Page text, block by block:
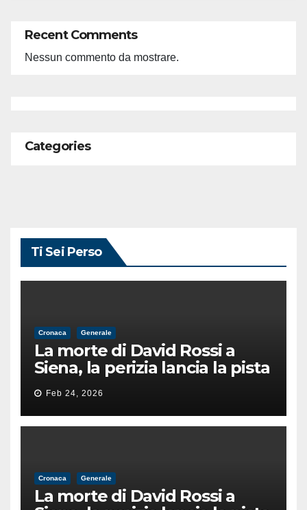
Recent Comments
Nessun commento da mostrare.
Categories
Ti Sei Perso
Cronaca Generale
La morte di David Rossi a
Siena, la perizia lancia la pista
di un’intimidazione finita
male
Feb 24, 2026
Cronaca Generale
La morte di David Rossi a